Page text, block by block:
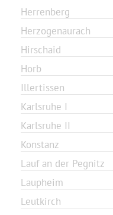
Herrenberg
Herzogenaurach
Hirschaid
Horb
Illertissen
Karlsruhe I
Karlsruhe II
Konstanz
Lauf an der Pegnitz
Laupheim
Leutkirch